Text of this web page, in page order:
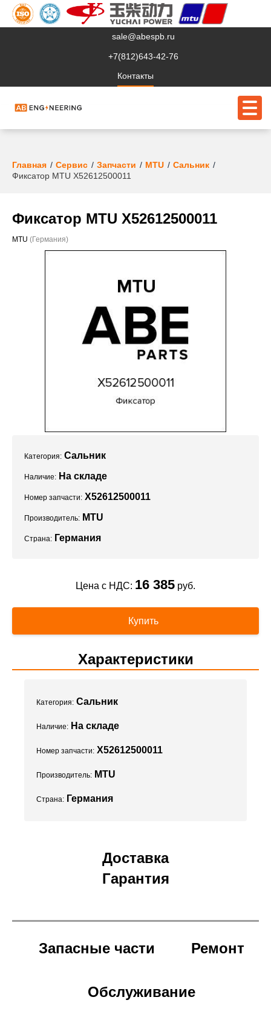
sale@abespb.ru
+7(812)643-42-76
Контакты
О компании
Проекты
Главная Сервис Запчасти MTU
Сальник
Фиксатор MTU X52612500011
Фиксатор MTU X52612500011
MTU (Германия)
Категория: Сальник
Наличие: На складе
Номер запчасти: X52612500011
Производитель: MTU
Страна: Германия
Цена с НДС: 16 385 руб.
Купить
Характеристики
Категория: Сальник
Наличие: На складе
Номер запчасти: X52612500011
Производитель: MTU
Страна: Германия
Доставка
Гарантия
Запасные части Ремонт
Обслуживание